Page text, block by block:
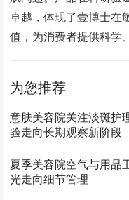
卓越，体现了壹博士在
值，为消费者提供科学
为您推荐
意肤美容院关注淡斑护
验走向长期观察新阶段
夏季美容院空气与用品
光走向细节管理